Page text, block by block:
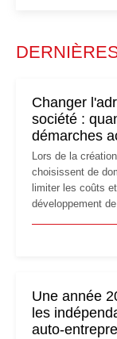
Changer
société :
démarches
Lors de la
choisissent de
limiter les coûts
développement
professionnels,
Une année
les
auto-